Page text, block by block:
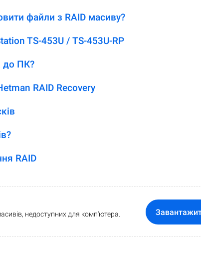
файли з RAID масиву?
TS-453U / TS-453U-RP
до ПК?
RAID Recovery
RAID
недоступних для комп'ютера.